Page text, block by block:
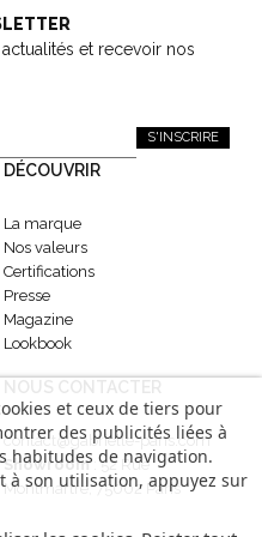
et recevoir nos
S'INSCRIRE
DÉCOUVRIR
La marque
Nos valeurs
Certifications
Presse
Magazine
Lookbook
contact@gabrielle-paris.com
Showroom: 52 Rue
Montmartre, 75002 Paris
et ceux de tiers pour
des publicités liées à
habitudes de navigation.
à son utilisation, appuyez sur